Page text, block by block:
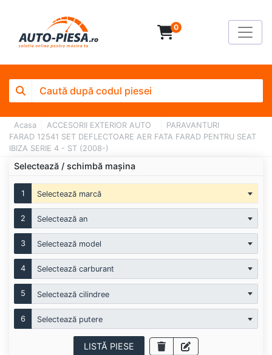
0
Acasa ACCESORII EXTERIOR AUTO
PARAVANTURI
FARAD 12541 SET DEFLECTOARE AER FATA FARAD PENTRU SEAT
IBIZA SERIE 4 - ST (2008-)
Selectează / schimbă mașina
1 Selectează marcă
2 Selectează an
3 Selectează model
4 Selectează carburant
5 Selectează cilindree
6 Selectează putere
LISTĂ PIESE